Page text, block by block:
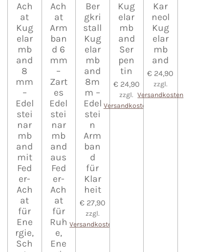
Ach
at
Kug
elar
mb
and
8
mm
–
Edel
stei
nar
mb
and
mit
Fed
er-
Ach
at
für
Ene
rgie,
Sch
Ach
at
Arm
ban
d 6
mm
–
Zart
es
Edel
stei
nar
mb
and
aus
Fed
er-
Ach
at
für
Ruh
e,
Ene
Ber
gkri
stall
Kug
elar
mb
and
8m
m –
Edel
stei
n
Arm
ban
d
für
Klar
heit
€ 27,90
zzgl.
Versandkosten
Kug
elar
mb
and
Ser
pen
tin
€ 24,90
zzgl.
Versandkosten
Kar
neol
Kug
elar
mb
and
€ 24,90
zzgl.
Versandkosten